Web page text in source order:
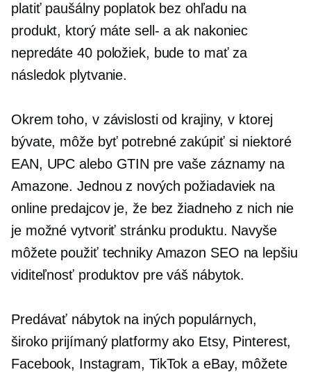
platiť paušálny poplatok bez ohľadu na
produkt, ktorý máte sell- a ak nakoniec
nepredáte 40 položiek, bude to mať za
následok plytvanie.
Okrem toho, v závislosti od krajiny, v ktorej
bývate, môže byť potrebné zakúpiť si niektoré
EAN, UPC alebo GTIN pre vaše záznamy na
Amazone. Jednou z nových požiadaviek na
online predajcov je, že bez žiadneho z nich nie
je možné vytvoriť stránku produktu. Navyše
môžete použiť techniky Amazon SEO na lepšiu
viditeľnosť produktov pre váš nábytok.
Predávať nábytok na iných populárnych,
široko prijímanýplatformy ako Etsy, Pinterest,
Facebook, Instagram, TikTok a eBay, môžete